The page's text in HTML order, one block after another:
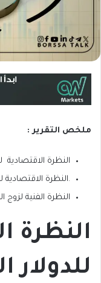
ملخص التقرير :
النظرة الاقتصادية
.النظرة الاقتصادية
النظرة الفنية لزوج
النظرة
للدولار